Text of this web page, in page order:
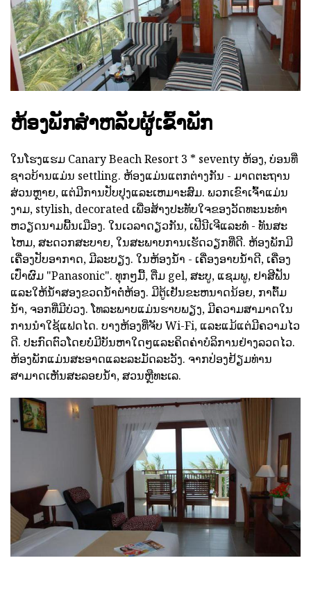
ຫ້ອງພັກສໍາຫລັບຜູ້ເຂົ້າພັກ
ໃນໂຮງແຮມ Canary Beach Resort 3 * seventy ຫ້ອງ, ບ່ອນທີ່
ຊາວບ້ານແມ່ນ settling. ຫ້ອງແມ່ນແຕກຕ່າງກັນ - ມາດຕະຖານ
ສ່ວນຫຼາຍ, ແຕ່ມີການປັບປຸງແລະເຫມາະສົມ. ພວກເຂົາເຈົ້າແມ່ນ
ງາມ, stylish, decorated ເພື່ອສ້າງປະທັບໃຈຂອງວັດທະນະທໍາ
ຫວຽດນາມພື້ນເມືອງ. ໃນເວລາດຽວກັນ, ເຟີນີເຈີແລະທໍ່ - ທັນສະ
ໄຫມ, ສະດວກສະບາຍ, ໃນສະພາບການເຮັດວຽກທີ່ດີ. ຫ້ອງພັກມີ
ເຄື່ອງປັບອາກາດ, ມີລະບຽງ. ໃນຫ້ອງນ້ໍາ - ເຄື່ອງອາບນ້ໍາດີ, ເຄື່ອງ
ເປົ່າຜົມ "Panasonic". ທຸກໆມື້, ຕື່ມ gel, ສະບູ, ແຊມພູ, ຢາສີຟັນ
ແລະໃຫ້ນ້ໍາສອງຂວດນ້ໍາຕໍ່ຫ້ອງ. ມີຕູ້ເຢັນຂະຫນາດນ້ອຍ, ກາຕົ້ມ
ນ້ໍາ, ຈອກທີ່ມີບ່ວງ. ໂທລະພາບແມ່ນຮາບພຽງ, ມີຄວາມສາມາດໃນ
ການນໍາໃຊ້ແຟດໄດ. ບາງຫ້ອງທີ່ຈັບ Wi-Fi, ແລະແມ້ແຕ່ມີຄວາມໄວ
ດີ. ປະກົດຕົວໂດຍບໍ່ມີບັນຫາໃດໆແລະຄິດຄ່າບໍລິການຢ່າງລວດໄວ.
ຫ້ອງພັກແມ່ນສະອາດແລະລະມັດລະວັງ. ຈາກປ່ອງຢ້ຽມທ່ານ
ສາມາດເຫັນສະລອຍນ້ໍາ, ສວນຫຼືທະເລ.